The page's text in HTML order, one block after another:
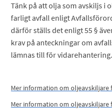
Tänk på att olja som avskiljs i
farligt avfall enligt
därför ställs det enligt 55 §
krav på anteckningar om
lämnas till för vidarehantering.
Mer information om oljeavskiljare
Mer information om